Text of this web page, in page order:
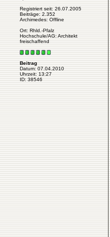
Registriert seit: 26.07.2005
Beiträge: 2.352
Archimedes: Offline
Ort: Rhld.-Pfalz
Hochschule/AG: Architekt
freischaffend
Beitrag
Datum: 07.04.2010
Uhrzeit: 13:27
ID: 38546